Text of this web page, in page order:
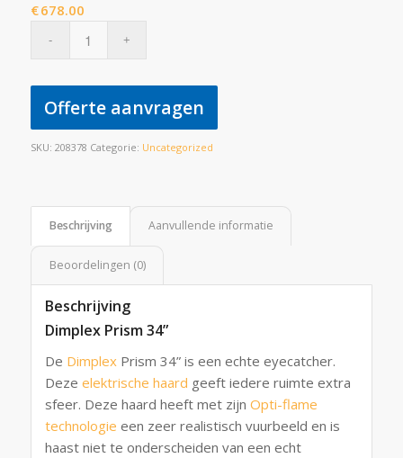
€678.00
Offerte aanvragen
SKU: 208378 Categorie: Uncategorized
Beschrijving Aanvullende informatie
Beoordelingen (0)
Beschrijving
Dimplex Prism 34”
De DimplexPrism 34” is een echte eyecatcher.
Deze elektrische haard geeft iedere ruimte extra
sfeer. Deze haard heeft met zijn Opti-flame
technologie een zeer realistisch vuurbeeld en is
haast niet te onderscheiden van een echt